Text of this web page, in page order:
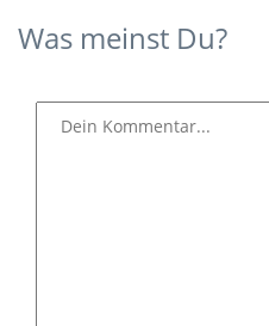
Was meinst Du?